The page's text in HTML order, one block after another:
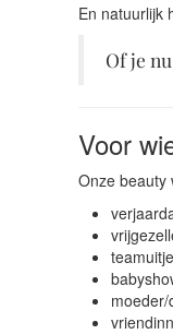
En natuurlijk
Of je
Voor
Onze